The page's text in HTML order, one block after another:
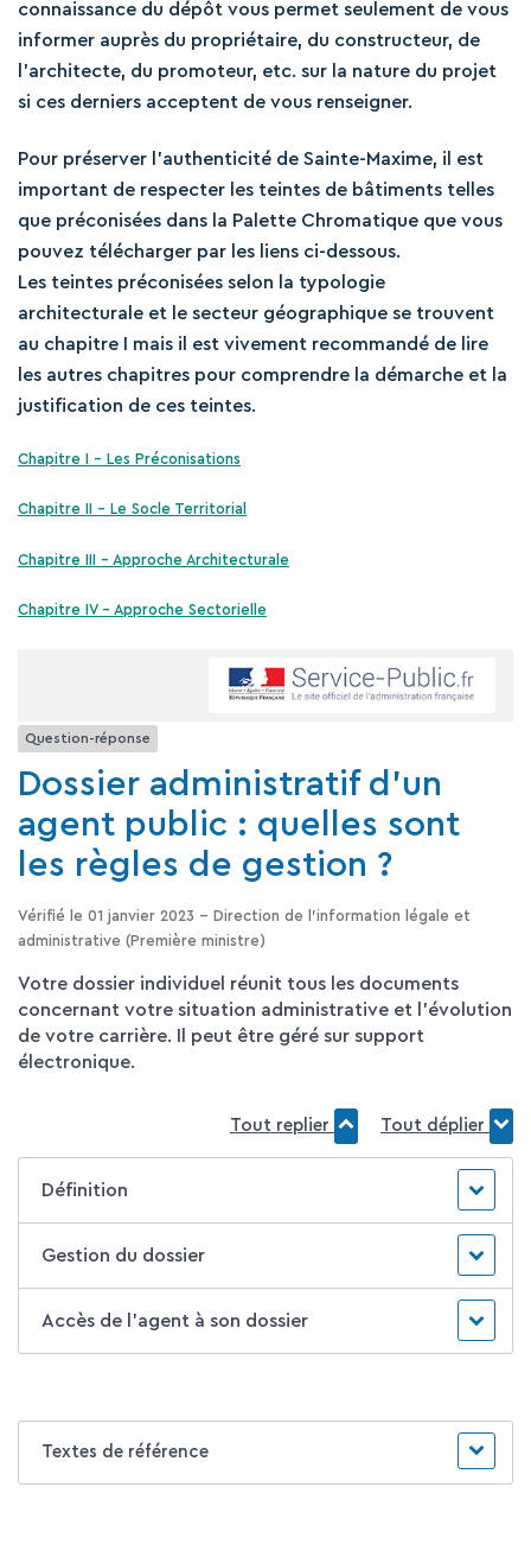
connaissance du dépôt vous permet seulement de vous
informer auprès du propriétaire, du constructeur, de
l’architecte, du promoteur, etc. sur la nature du projet
si ces derniers acceptent de vous renseigner.
Pour préserver l’authenticité de Sainte-Maxime, il est
important de respecter les teintes de bâtiments telles
que préconisées dans la Palette Chromatique que vous
pouvez télécharger par les liens ci-dessous.
Les teintes préconisées selon la typologie
architecturale et le secteur géographique se trouvent
au chapitre I mais il est vivement recommandé de lire
les autres chapitres pour comprendre la démarche et la
justification de ces teintes.
Chapitre I – Les Préconisations
Chapitre II – Le Socle Territorial
Chapitre III – Approche Architecturale
Chapitre IV – Approche Sectorielle
Question-réponse
Dossier administratif d'un
agent public : quelles sont
les règles de gestion ?
Vérifié le 01 janvier 2023 - Direction de l'information légale et
administrative (Première ministre)
Votre dossier individuel réunit tous les documents
concernant votre situation administrative et l'évolution
de votre carrière. Il peut être géré sur support
électronique.
Tout replier Tout déplier
Définition
Gestion du dossier
Accès de l'agent à son dossier
Textes de référence